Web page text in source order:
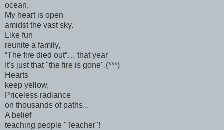
ocean,
My heart is open
amidst the vast sky.
Like fun
reunite a family,
“The fire died out”… that year
It's just that "the fire is gone".(***)
Hearts
keep yellow,
Priceless radiance
on thousands of paths...
A belief
teaching people "Teacher"!